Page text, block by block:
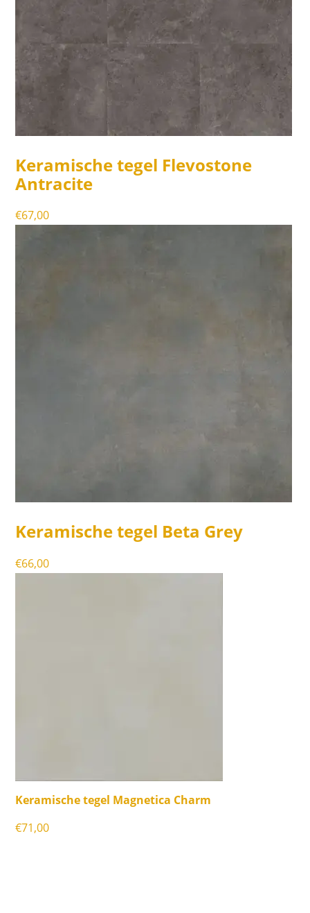
Keramische tegel Flevostone
Antracite
€67,00
Keramische tegel Beta Grey
€66,00
Keramische tegel Magnetica Charm
€71,00